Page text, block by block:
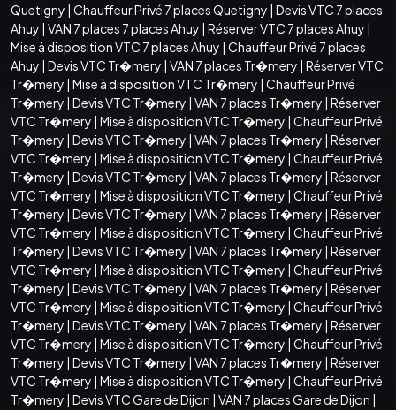
Quetigny | Chauffeur Privé 7 places Quetigny | Devis VTC 7 places
Ahuy | VAN 7 places 7 places Ahuy | Réserver VTC 7 places Ahuy |
Mise à disposition VTC 7 places Ahuy | Chauffeur Privé 7 places
Ahuy | Devis VTC Tr�mery | VAN 7 places Tr�mery | Réserver VTC
Tr�mery | Mise à disposition VTC Tr�mery | Chauffeur Privé
Tr�mery | Devis VTC Tr�mery | VAN 7 places Tr�mery | Réserver
VTC Tr�mery | Mise à disposition VTC Tr�mery | Chauffeur Privé
Tr�mery | Devis VTC Tr�mery | VAN 7 places Tr�mery | Réserver
VTC Tr�mery | Mise à disposition VTC Tr�mery | Chauffeur Privé
Tr�mery | Devis VTC Tr�mery | VAN 7 places Tr�mery | Réserver
VTC Tr�mery | Mise à disposition VTC Tr�mery | Chauffeur Privé
Tr�mery | Devis VTC Tr�mery | VAN 7 places Tr�mery | Réserver
VTC Tr�mery | Mise à disposition VTC Tr�mery | Chauffeur Privé
Tr�mery | Devis VTC Tr�mery | VAN 7 places Tr�mery | Réserver
VTC Tr�mery | Mise à disposition VTC Tr�mery | Chauffeur Privé
Tr�mery | Devis VTC Tr�mery | VAN 7 places Tr�mery | Réserver
VTC Tr�mery | Mise à disposition VTC Tr�mery | Chauffeur Privé
Tr�mery | Devis VTC Tr�mery | VAN 7 places Tr�mery | Réserver
VTC Tr�mery | Mise à disposition VTC Tr�mery | Chauffeur Privé
Tr�mery | Devis VTC Tr�mery | VAN 7 places Tr�mery | Réserver
VTC Tr�mery | Mise à disposition VTC Tr�mery | Chauffeur Privé
Tr�mery | Devis VTC Gare de Dijon | VAN 7 places Gare de Dijon |